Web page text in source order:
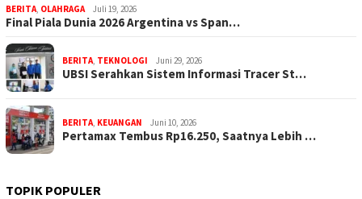
BERITA, OLAHRAGA Juli 19, 2026
Final Piala Dunia 2026 Argentina vs Span…
BERITA, TEKNOLOGI Juni 29, 2026
UBSI Serahkan Sistem Informasi Tracer St…
BERITA, KEUANGAN Juni 10, 2026
Pertamax Tembus Rp16.250, Saatnya Lebih …
TOPIK POPULER